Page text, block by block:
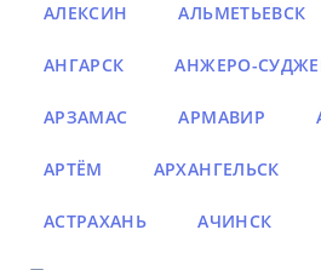
АЛЕКСИН АЛЬМЕТЬЕВСК
АНГАРСК АНЖЕРО-
АРЗАМАС АРМАВИР
АРТЁМ АРХАНГЕЛЬСК
АСТРАХАНЬ АЧИНСК